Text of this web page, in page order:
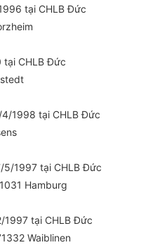
tại CHLB Đức
tại CHLB Đức
4/1998 tại CHLB Đức
5/1997 tại CHLB Đức
Hamburg
1997 tại CHLB Đức
Waiblinen